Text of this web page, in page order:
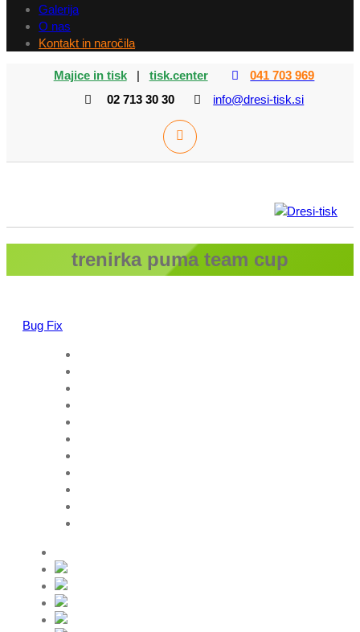
Galerija
O nas
Kontakt in naročila
Majice in tisk | tisk.center
041 703 969
02 713 30 30
info@dresi-tisk.si
trenirka puma team cup
Bug Fix